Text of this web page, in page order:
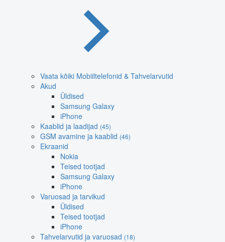
Vaata kõiki Mobiiltelefonid & Tahvelarvutid
Akud
Üldised
Samsung Galaxy
iPhone
Kaablid ja laadijad (45)
GSM avamine ja kaablid (46)
Ekraanid
Nokia
Teised tootjad
Samsung Galaxy
iPhone
Varuosad ja tarvikud
Üldised
Teised tootjad
iPhone
Tahvelarvutid ja varuosad (18)